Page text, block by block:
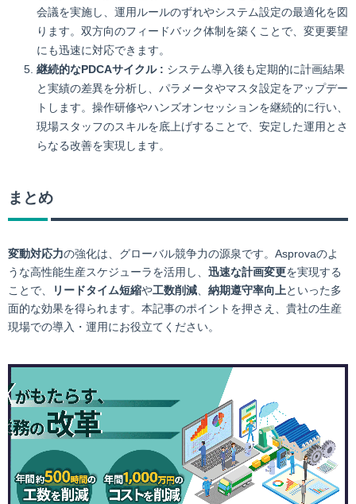
会議を実施し、運用ルールのずれやシステム設定の最適化を図
ります。双方向のフィードバック体制を築くことで、変更要望
にも迅速に対応できます。
継続的なPDCAサイクル : システム導入後も定期的に計画結果
と実績の差異を分析し、パラメータやマスタ設定をアップデー
トします。操作研修やハンズオンセッションを継続的に行い、
現場スタッフのスキルを底上げすることで、安定した運用とさ
らなる改善を実現します。
まとめ
変動対応力の強化は、グローバル競争力の源泉です。Asprovaのよ
うな高性能生産スケジューラを活用し、 迅速な計画変更を実現する
ことで、
リードタイム短縮や工数削減 納期遵守率向上といった多
面的な効果を得られます。本記事のポイントを押さえ、貴社の生産
現場での導入・運用にお役立てください。